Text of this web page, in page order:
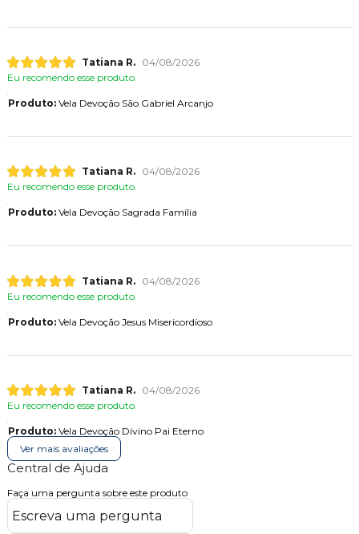
Tatiana R.
04/08/2026
Eu recomendo esse produto.
Produto:Vela Devoção São Gabriel Arcanjo
Tatiana R.
04/08/2026
Eu recomendo esse produto.
Produto:Vela Devoção Sagrada Família
Tatiana R.
04/08/2026
Eu recomendo esse produto.
Produto:Vela Devoção Jesus Misericordioso
Tatiana R.
04/08/2026
Eu recomendo esse produto.
Produto:Vela Devoção Divino Pai Eterno
Ver mais avaliações
Central de Ajuda
Faça uma pergunta sobre este produto